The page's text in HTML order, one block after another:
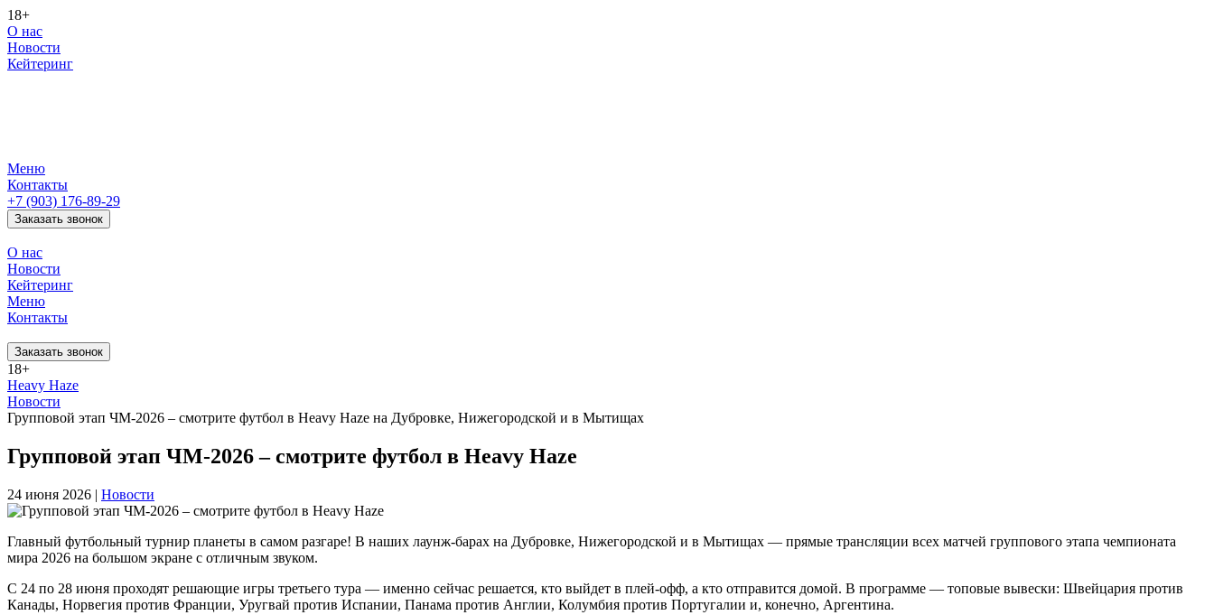
18+
О нас
Новости
Кейтеринг
Меню
Контакты
+7 (903) 176-89-29
Заказать звонок
О нас
Новости
Кейтеринг
Меню
Контакты
Заказать звонок
18+
Heavy Haze
Новости
Групповой этап ЧМ‑2026 – смотрите футбол в Heavy Haze на Дубровке, Нижегородской и в Мытищах
Групповой этап ЧМ‑2026 – смотрите футбол в Heavy Haze
24 июня 2026 | Новости
Главный футбольный турнир планеты в самом разгаре! В наших лаунж-барах на Дубровке, Нижегородской и в Мытищах — прямые трансляции всех матчей группового этапа чемпионата
мира 2026 на большом экране с отличным звуком.
С 24 по 28 июня проходят решающие игры третьего тура — именно сейчас решается, кто выйдет в плей‑офф, а кто отправится домой. В программе — топовые вывески: Швейцария против
Канады, Норвегия против Франции, Уругвай против Испании, Панама против Англии, Колумбия против Португалии и, конечно, Аргентина.